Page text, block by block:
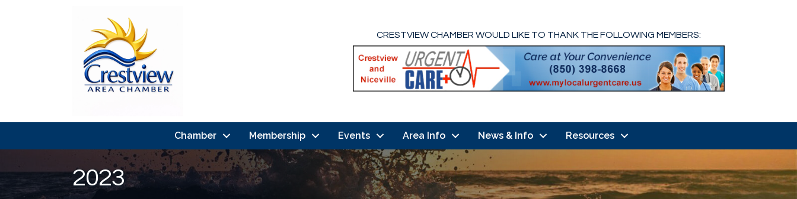
CRESTVIEW CHAMBER WOULD LIKE TO THANK THE FOLLOWING MEMBERS:
Chamber Membership Events Area Info News & Info Resources
2023